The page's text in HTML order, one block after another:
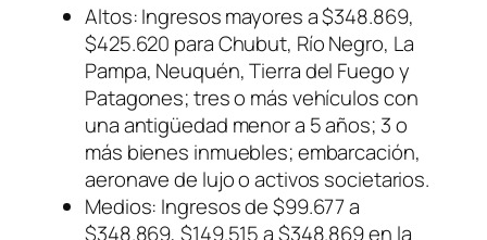
Altos: Ingresos mayores a $348.869,
$425.620 para Chubut, Río Negro, La
Pampa, Neuquén, Tierra del Fuego y
Patagones; tres o más vehículos con
una antigüedad menor a 5 años; 3 o
más bienes inmuebles; embarcación,
aeronave de lujo o activos societarios.
Medios: Ingresos de $99.677 a
$348.869, $149.515 a $348.869 en la